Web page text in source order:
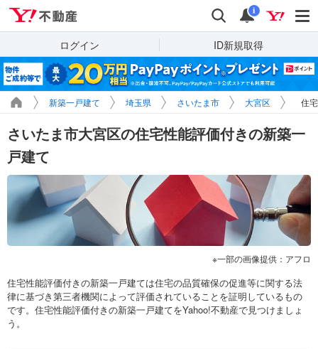
検索 通知
i
ログイン ID新規取得
新築一戸建て 埼玉県 さいたま市 大宮区 住
さいたま市大宮区の住宅性能評価付きの新築一
戸建て
一部の画像提供：アフロ
住宅性能評価付きの新築一戸建ては住宅の品質確保の促進等に関する法
律に基づき第三者機関によって評価されていることを証明しているもの
です。住宅性能評価付きの新築一戸建てをYahoo!不動産で見つけましょ
う。